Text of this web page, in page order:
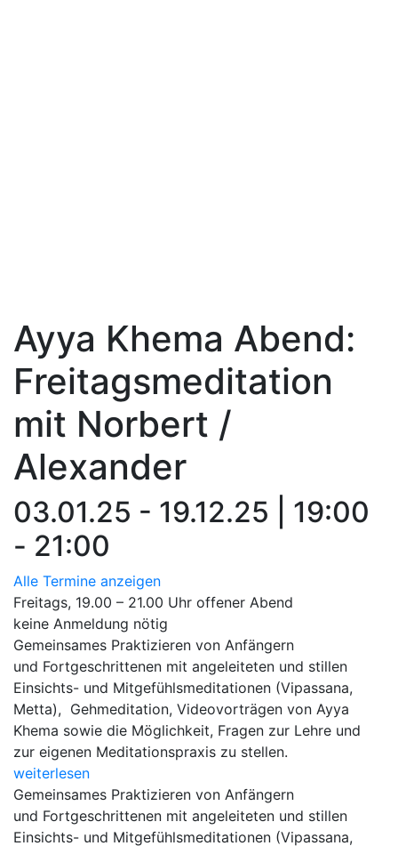
Ayya Khema Abend:
Freitagsmeditation
mit Norbert /
Alexander
03.01.25 - 19.12.25 | 19:00
- 21:00
Alle Termine anzeigen
Freitags, 19.00 – 21.00 Uhr offener Abend
keine Anmeldung nötig
Gemeinsames Praktizieren von Anfängern
und Fortgeschrittenen mit angeleiteten und stillen
Einsichts- und Mitgefühlsmeditationen (Vipassana,
Metta), Gehmeditation, Videovorträgen von Ayya
Khema sowie die Möglichkeit, Fragen zur Lehre und
zur eigenen Meditationspraxis zu stellen.
weiterlesen
Gemeinsames Praktizieren von Anfängern
und Fortgeschrittenen mit angeleiteten und stillen
Einsichts- und Mitgefühlsmeditationen (Vipassana,